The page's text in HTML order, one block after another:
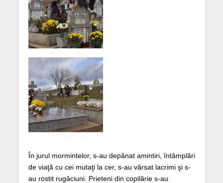
În jurul mormintelor, s-au depănat amintiri, întâmplări
de viaţă cu cei mutaţi la cer, s-au vărsat lacrimi şi s-
au rostit rugăciuni. Prieteni din copilărie s-au